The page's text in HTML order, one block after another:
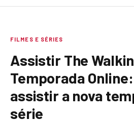
FILMES E SÉRIES
Assistir The
Temporada
assistir a nova
série